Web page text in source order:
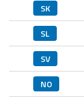
SK
SL
SV
NO